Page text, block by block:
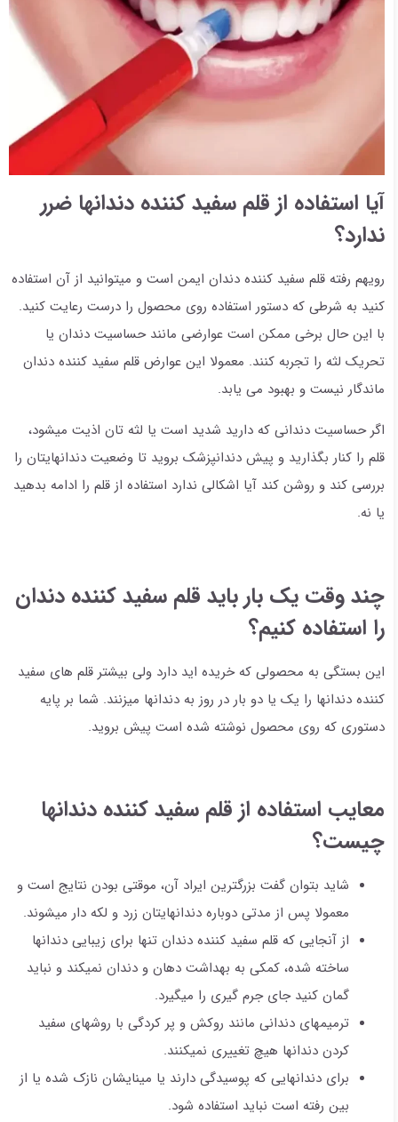
آیا استفاده از قلم سفید کننده دندانها ضرر
ندارد؟
رویهم رفته قلم سفید کننده دندان ایمن است و میتوانید از آن استفاده
کنید به شرطی که دستور استفاده روی محصول را درست رعایت کنید.
با این حال برخی ممکن است عوارضی مانند حساسیت دندان یا
تحریک لثه را تجربه کنند. معمولا این عوارض قلم سفید کننده دندان
ماندگار نیست و بهبود می یابد.
اگر حساسیت دندانی که دارید شدید است یا لثه تان اذیت میشود،
قلم را کنار بگذارید و پیش دندانپزشک بروید تا وضعیت دندانهایتان را
بررسی کند و روشن کند آیا اشکالی ندارد استفاده از قلم را ادامه بدهید
یا نه.
چند وقت یک بار باید قلم سفید کننده دندان
را استفاده کنیم؟
این بستگی به محصولی که خریده اید دارد ولی بیشتر قلم های سفید
کننده دندانها را یک یا دو بار در روز به دندانها میزنند. شما بر پایه
دستوری که روی محصول نوشته شده است پیش بروید.
معایب استفاده از قلم سفید کننده دندانها
چیست؟
شاید بتوان گفت بزرگترین ایراد آن، موقتی بودن نتایج است و
معمولا پس از مدتی دوباره دندانهایتان زرد و لکه دار میشوند.
از آنجایی که قلم سفید کننده دندان تنها برای زیبایی دندانها
ساخته شده، کمکی به بهداشت دهان و دندان نمیکند و نباید
گمان کنید جای جرم گیری را میگیرد.
ترمیمهای دندانی مانند روکش و پر کردگی با روشهای سفید
کردن دندانها هیچ تغییری نمیکنند.
برای دندانهایی که پوسیدگی دارند یا مینایشان نازک شده یا از
بین رفته است نباید استفاده شود.